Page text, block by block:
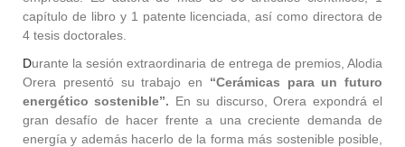
capítulo de libro y 1 patente licenciada, así como directora de
4 tesis doctorales.
Durante la sesión extraordinaria de entrega de premios, Alodia
Orera presentó su trabajo en “Cerámicas para un futuro
energético sostenible”. En su discurso, Orera expondrá el
gran desafío de hacer frente a una creciente demanda de
energía y además hacerlo de la forma más sostenible posible,